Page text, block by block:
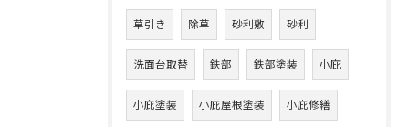
草引き 除草 砂利敷 砂利
洗面台取替 鉄部 鉄部塗装 小庇
小庇塗装 小庇屋根塗装 小庇修繕